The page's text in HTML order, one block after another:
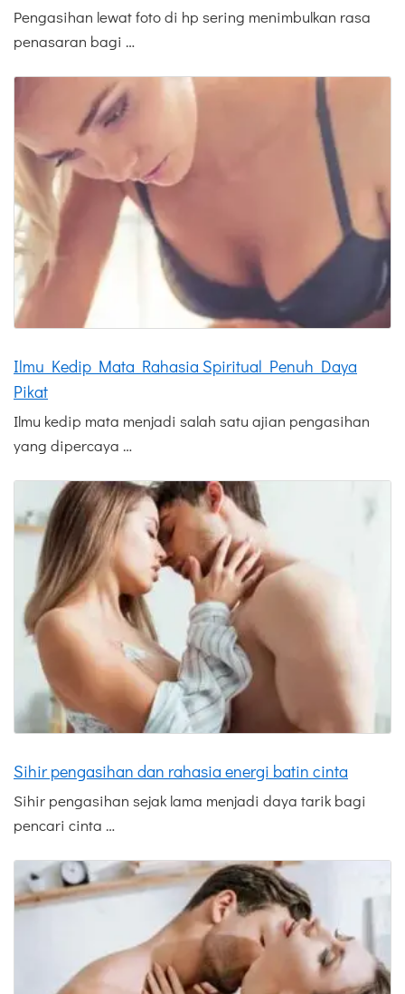
Pengasihan lewat foto di hp sering menimbulkan rasa
penasaran bagi …
Ilmu Kedip Mata Rahasia Spiritual Penuh Daya
Pikat
Ilmu kedip mata menjadi salah satu ajian pengasihan
yang dipercaya …
Sihir pengasihan dan rahasia energi batin cinta
Sihir pengasihan sejak lama menjadi daya tarik bagi
pencari cinta …